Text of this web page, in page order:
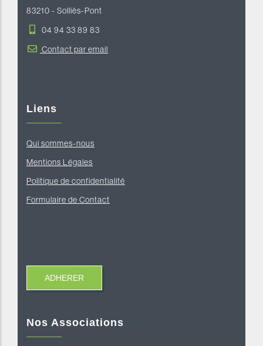
83210 - Solliès-Pont
04 94 33 89 83
Contact par email
Liens
Qui sommes-nous
Mentions Légales
Politique de confidentialité
Formulaire de Contact
Nos Associations